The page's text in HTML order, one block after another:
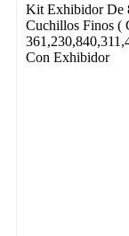
Kit Exhibidor De
Cuchillos Finos (
Con Exhibidor